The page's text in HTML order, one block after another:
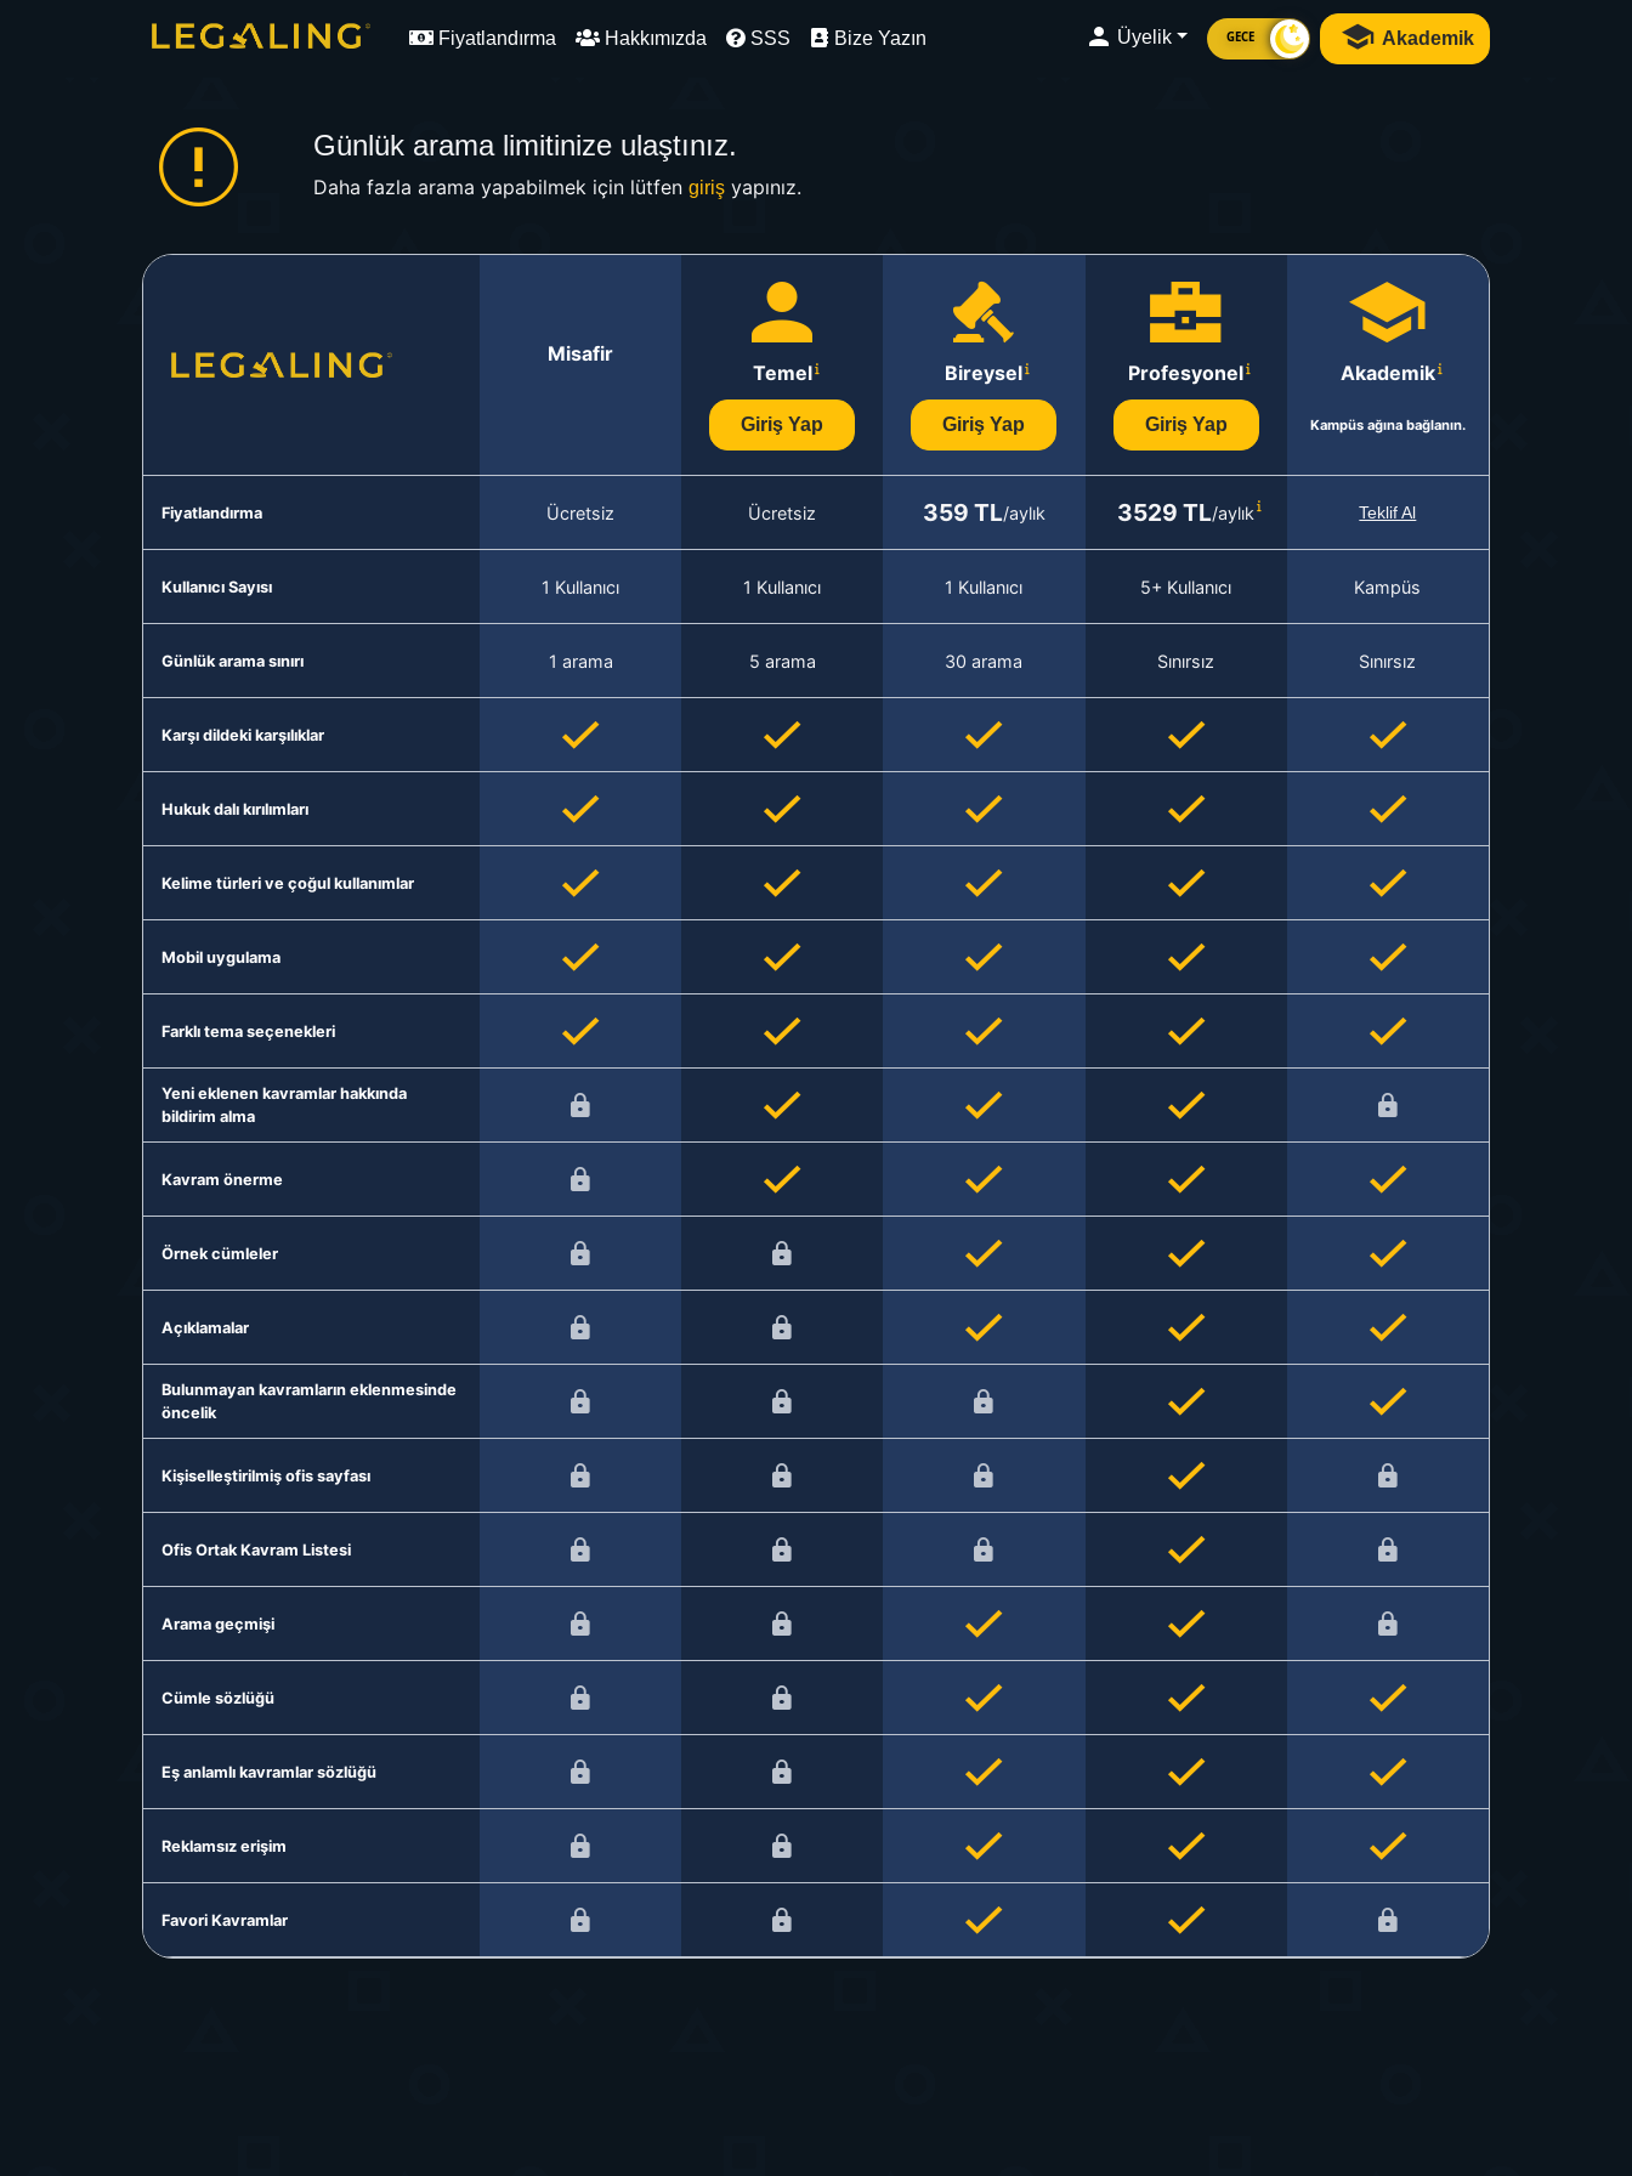
Fiyatlandırma Hakkımızda SSS Bize Yazın Üyelik GECE Akademik
Günlük arama limitinize ulaştınız.
Daha fazla arama yapabilmek için lütfen girişyapınız.
Misafir
Temel
Giriş Yap
Bireysel
Giriş Yap
Profesyonel
Giriş Yap
Akademik
Kampüs ağına bağlanın.
Fiyatlandırma Ücretsiz Ücretsiz 359 TL/aylık 3529 TL/aylık Teklif Al
Kullanıcı Sayısı 1 Kullanıcı 1 Kullanıcı 1 Kullanıcı 5+ Kullanıcı Kampüs
Günlük arama sınırı 1 arama 5 arama 30 arama Sınırsız Sınırsız
Karşı dildeki karşılıklar
Hukuk dalı kırılımları
Kelime türleri ve çoğul kullanımlar
Mobil uygulama
Farklı tema seçenekleri
Yeni eklenen kavramlar hakkında
bildirim alma
Kavram önerme
Örnek cümleler
Açıklamalar
Bulunmayan kavramların eklenmesinde
öncelik
Kişiselleştirilmiş ofis sayfası
Ofis Ortak Kavram Listesi
Arama geçmişi
Cümle sözlüğü
Eş anlamlı kavramlar sözlüğü
Reklamsız erişim
Favori Kavramlar